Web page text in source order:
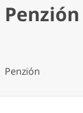
Penzión